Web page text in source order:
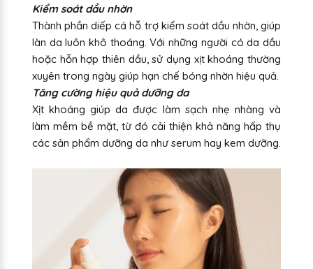
Kiểm soát dầu nhờn
Thành phần diếp cá hỗ trợ kiểm soát dầu nhờn, giúp
làn da luôn khô thoáng. Với những người có da dầu
hoặc hỗn hợp thiên dầu, sử dụng xịt khoáng thường
xuyên trong ngày giúp hạn chế bóng nhờn hiệu quả.
Tăng cường hiệu quả dưỡng da
Xịt khoáng giúp da được làm sạch nhẹ nhàng và
làm mềm bề mặt, từ đó cải thiện khả năng hấp thụ
các sản phẩm dưỡng da như serum hay kem dưỡng.